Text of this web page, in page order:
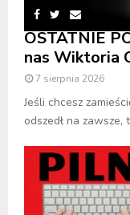
OSTATNIE
nas Wiktoria
7 sierpnia 2026
Jeśli chcesz
odszedł na zawsze,